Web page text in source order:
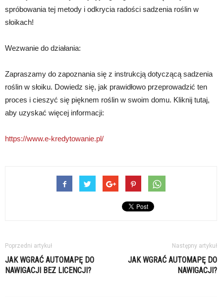
spróbowania tej metody i odkrycia radości sadzenia roślin w
słoikach!
Wezwanie do działania:
Zapraszamy do zapoznania się z instrukcją dotyczącą sadzenia
roślin w słoiku. Dowiedz się, jak prawidłowo przeprowadzić ten
proces i cieszyć się pięknem roślin w swoim domu. Kliknij tutaj,
aby uzyskać więcej informacji:
https://www.e-kredytowanie.pl/
Poprzedni artykuł
JAK WGRAĆ AUTOMAPĘ DO
NAWIGACJI BEZ LICENCJI?
Następny artykuł
JAK WGRAĆ AUTOMAPĘ DO
NAWIGACJI?